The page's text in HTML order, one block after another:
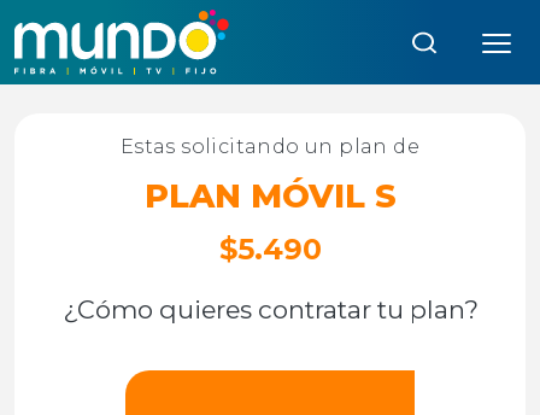
Estas solicitando un plan de
PLAN MÓVIL S
$5.490
¿Cómo quieres contratar tu plan?